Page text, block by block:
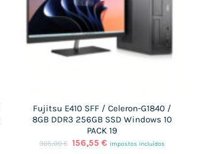
Fujitsu E410 SFF / Celeron-G1840 /
8GB DDR3 256GB SSD Windows 10
PACK 19
305,00€ O
156,55€ O
preço
impostos incluídos